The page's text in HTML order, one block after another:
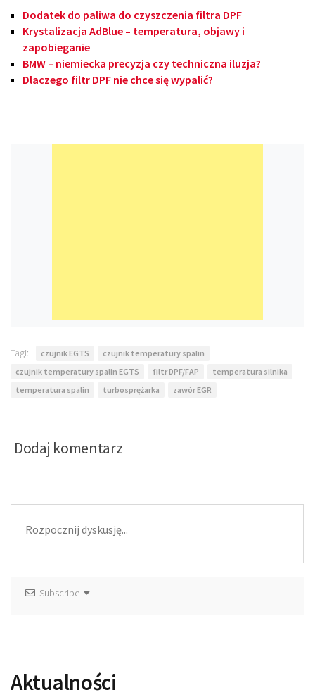
Dodatek do paliwa do czyszczenia filtra DPF
Krystalizacja AdBlue – temperatura, objawy i
zapobieganie
BMW – niemiecka precyzja czy techniczna iluzja?
Dlaczego filtr DPF nie chce się wypalić?
Tagi: czujnik EGTS
czujnik temperatury spalin
czujnik temperatury spalin EGTS
filtr DPF/FAP
temperatura silnika
temperatura spalin
turbosprężarka zawór EGR
Dodaj komentarz
Subscribe
Aktualności